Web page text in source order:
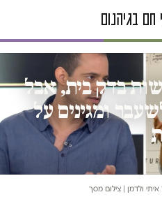
בדק בית, אבל
ומגינים על
ולדמן | צילום מסך